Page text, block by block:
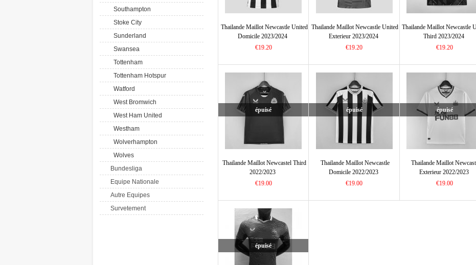
Southampton
Stoke City
Sunderland
Swansea
Tottenham
Tottenham Hotspur
Watford
West Bromwich
West Ham United
Westham
Wolverhampton
Wolves
Bundesliga
Equipe Nationale
Autre Equipes
Survetement
Thailande Maillot Newcastle United
Domicile 2023/2024
€19.20
Thailande Maillot Newcastle United
Exterieur 2023/2024
€19.20
Thailande Maillot Newcastle
Third 2023/2024
€19.20
épuisé
Thailande Maillot Newcastel Third
2022/2023
€19.00
épuisé
Thailande Maillot Newcastle
Domicile 2022/2023
€19.00
épuisé
Thailande Maillot
Exterieur 2022/2023
€19.00
épuisé